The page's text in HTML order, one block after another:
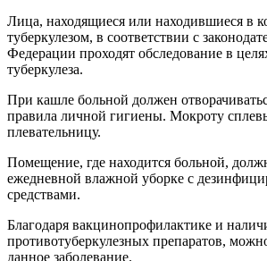
Лица, находящиеся или находившиеся в
туберкулезом, в соответствии с
Федерации проходят обследование в
туберкулеза.
При кашле больной должен
правила личной гигиены. Мокроту
плевательницу.
Помещение, где находится больной,
ежедневной влажной уборке с
средствами.
Благодаря вакцинопрофилактике и
противотуберкулезных препаратов,
данное заболевание.